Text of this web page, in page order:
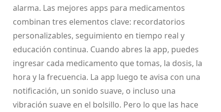
alarma. Las mejores apps para medicamentos
combinan tres elementos clave: recordatorios
personalizables, seguimiento en tiempo real y
educación continua. Cuando abres la app, puedes
ingresar cada medicamento que tomas, la dosis, la
hora y la frecuencia. La app luego te avisa con una
notificación, un sonido suave, o incluso una
vibración suave en el bolsillo. Pero lo que las hace